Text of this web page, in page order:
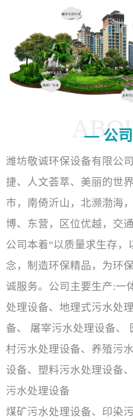
— 公
潍坊敬诚环保设备有限公
捷、人文荟萃、美丽的世
市，南倚沂山，北濒渤海
博、东营，区位优越，交通
公司本着“以质量求生存，
念，制造环保精品，为环
诚服务。公司主要生产:一
处理设备、地理式污水处
备、 屠宰污水处理设备、
村污水处理设备、养殖污
设备、塑料污水处理设备
污水处理设备
煤矿污水处理设备、印染